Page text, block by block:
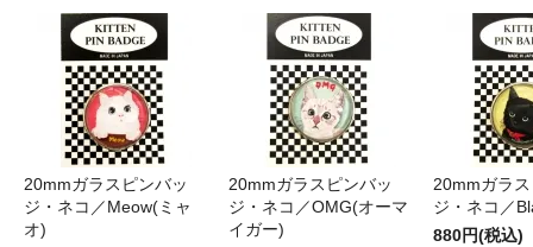
20mmガラスピンバッ
ジ・ネコ／Meow(ミャ
オ)
20mmガラスピンバッ
ジ・ネコ／OMG(オーマ
イガー)
20mmガラ
ジ・ネコ／
880円(税込)